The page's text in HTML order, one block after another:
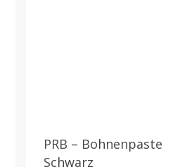
PRB – Bohnenpaste
Schwarz